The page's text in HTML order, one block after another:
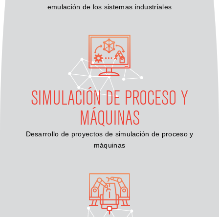
emulación de los sistemas industriales
SIMULACIÓN DE PROCESO Y
MÁQUINAS
Desarrollo de proyectos de simulación de proceso y
máquinas